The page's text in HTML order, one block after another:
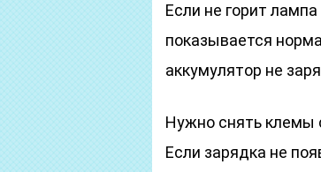
Если не горит
показывается
аккумулятор не
Нужно снять клемы
Если зарядка не